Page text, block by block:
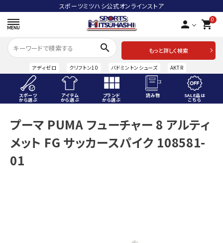
スポーツミツハシ公式オンラインストア
person 0
shopping_cart
search
もっと詳しく検索
アディゼロ クリフトン10 バドミントンシューズ AKTR
スポーツ
から選ぶ
アイテム
から選ぶ
ブランド
から選ぶ
読み物 SALE品は
こちら
ACCOUNT MENU
ようこそ ゲスト 様
meeting_room ログイン
プーマ PUMA フューチャー 8 アルティ
メット FG サッカースパイク 108581-
01